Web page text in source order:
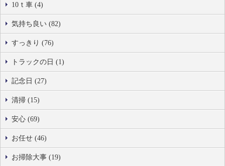
10ｔ車 (4)
気持ち良い (82)
すっきり (76)
トラックの日 (1)
記念日 (27)
清掃 (15)
安心 (69)
お任せ (46)
お掃除大事 (19)